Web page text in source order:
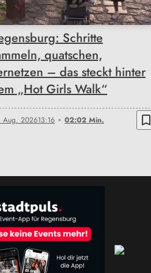
Schritte
quatschen,
– das steckt hinter
„Hot Girls Walk“
Aug. 202613:16 02:02 Min. bookmark_border